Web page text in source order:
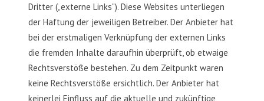
Dritter („externe Links“). Diese Websites unterliegen
der Haftung der jeweiligen Betreiber. Der Anbieter hat
bei der erstmaligen Verknüpfung der externen Links
die fremden Inhalte daraufhin überprüft, ob etwaige
Rechtsverstöße bestehen. Zu dem Zeitpunkt waren
keine Rechtsverstöße ersichtlich. Der Anbieter hat
keinerlei Einfluss auf die aktuelle und zukünftige